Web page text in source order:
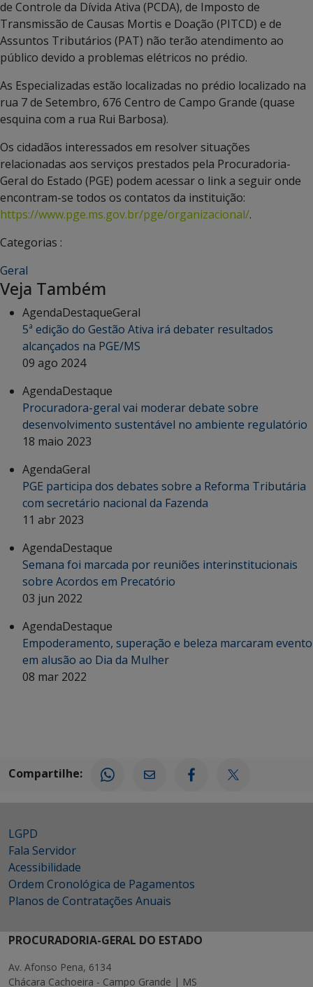
de Controle da Dívida Ativa (PCDA), de Imposto de
Transmissão de Causas Mortis e Doação (PITCD) e de
Assuntos Tributários (PAT) não terão atendimento ao
público devido a problemas elétricos no prédio.
As Especializadas estão localizadas no prédio localizado na
rua 7 de Setembro, 676 Centro de Campo Grande (quase
esquina com a rua Rui Barbosa).
Os cidadãos interessados em resolver situações
relacionadas aos serviços prestados pela Procuradoria-
Geral do Estado (PGE) podem acessar o link a seguir onde
encontram-se todos os contatos da instituição:
https://www.pge.ms.gov.br/pge/organizacional/.
Categorias :
Geral
Veja Também
AgendaDestaqueGeral
5ª edição do Gestão Ativa irá debater resultados
alcançados na PGE/MS
09 ago 2024
AgendaDestaque
Procuradora-geral vai moderar debate sobre
desenvolvimento sustentável no ambiente regulatório
18 maio 2023
AgendaGeral
PGE participa dos debates sobre a Reforma Tributária
com secretário nacional da Fazenda
11 abr 2023
AgendaDestaque
Semana foi marcada por reuniões interinstitucionais
sobre Acordos em Precatório
03 jun 2022
AgendaDestaque
Empoderamento, superação e beleza marcaram evento
em alusão ao Dia da Mulher
08 mar 2022
Compartilhe:
LGPD
Fala Servidor
Acessibilidade
Ordem Cronológica de Pagamentos
Planos de Contratações Anuais
PROCURADORIA-GERAL DO ESTADO
Av. Afonso Pena, 6134
Chácara Cachoeira - Campo Grande | MS